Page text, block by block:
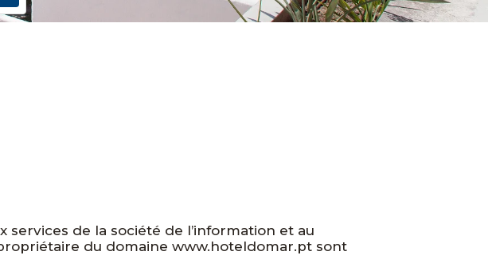
services de la société de l’information et au
du domaine www.hoteldomar.pt sont